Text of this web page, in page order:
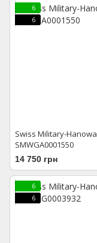
6
6
Swiss Military-Hanowa
SMWGA0001550
14 750 грн
6
6